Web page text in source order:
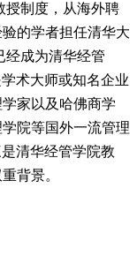
授制度，从海外聘
的学者担任清华大
经成为清华经管
术大师或知名企业
家以及哈佛商学
院等国外一流管理
清华经管学院教
背景。